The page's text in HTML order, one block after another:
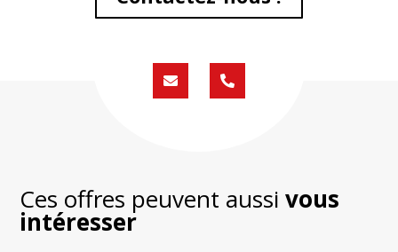
Formulaire
de
02
59
Ces offres peuvent aussivous
intéresser